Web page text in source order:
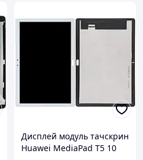
Дисплей модуль тачскрин
Huawei MediaPad T5 10